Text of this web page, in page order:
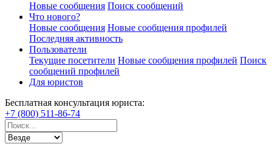
Новые сообщения Поиск сообщений
Что нового?
Новые сообщения Новые сообщения профилей
Последняя активность
Пользователи
Текущие посетители Новые сообщения профилей Поиск
сообщений профилей
Для юристов
Бесплатная консультация юриста:
+7 (800) 511-86-74